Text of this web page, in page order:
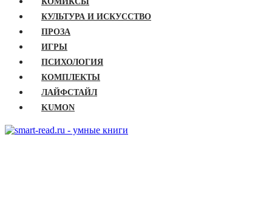
КУЛЬТУРА И ИСКУССТВО
ПРОЗА
ИГРЫ
ПСИХОЛОГИЯ
КОМПЛЕКТЫ
ЛАЙФСТАЙЛ
KUMON